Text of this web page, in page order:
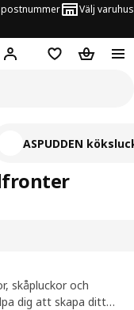
Välj varuhus
Hej! Logga inInköpslistaVarukorg
ASPUDDEN
skåpluckor och
dig att skapa ditt